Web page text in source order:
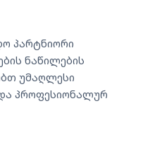
პარტნიორი
ნაწილების
უმაღლესი
პროფესიონალურ